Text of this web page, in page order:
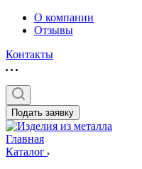
О компании
Отзывы
Контакты
Подать заявку
Главная
Каталог